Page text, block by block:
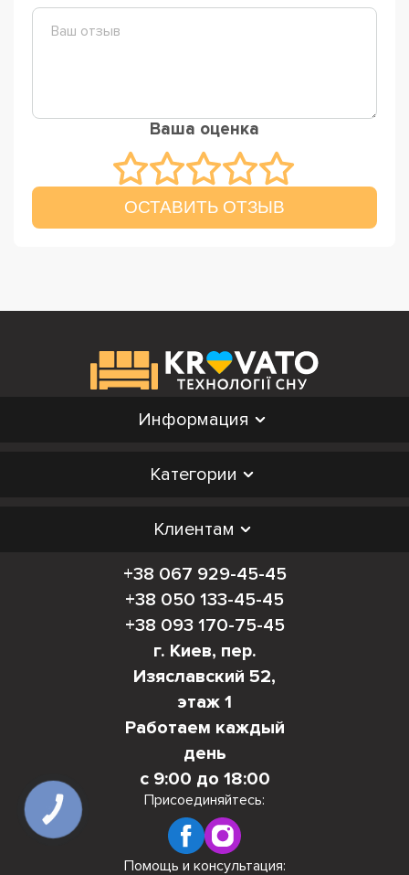
Ваша оценка
ОСТАВИТЬ ОТЗЫВ
Информация
Категории
Клиентам
+38 067 929-45-45
+38 050 133-45-45
+38 093 170-75-45
г. Киев, пер.
Изяславский 52,
этаж 1
Работаем каждый
день
с 9:00 до 18:00
Присоединяйтесь:
Помощь и консультация:
КНОПКА
СВЯЗИ